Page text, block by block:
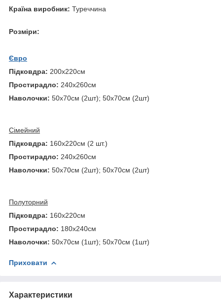
Країна виробник: Туреччина
Розміри:
Євро
Підковдра: 200х220см
Простирадло: 240х260см
Наволочки: 50х70см (2шт); 50х70см (2шт)
Сімейний
Підковдра: 160х220см (2 шт.)
Простирадло: 240х260см
Наволочки: 50х70см (2шт); 50х70см (2шт)
Полуторний
Підковдра: 160х220см
Простирадло: 180х240см
Наволочки: 50х70см (1шт); 50х70см (1шт)
Приховати
Характеристики